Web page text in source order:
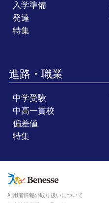
入学準備
発達
特集
進路・職業
中学受験
中高一貫校
偏差値
特集
利用者情報の取り扱いについて